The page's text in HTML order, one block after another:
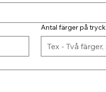
Antal färger på tryck